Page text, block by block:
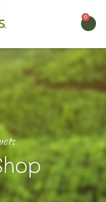
0
มเสน่ห์และความอร่อยให้ทุก
(ตรา ออลส์)